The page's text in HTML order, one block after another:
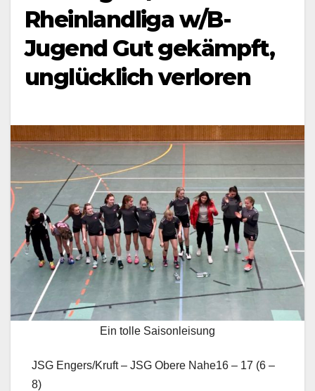
Rheinlandliga w/B-
Jugend Gut gekämpft,
unglücklich verloren
Ein tolle Saisonleisung
JSG Engers/Kruft – JSG Obere Nahe​​16 – 17 (6 –
8)